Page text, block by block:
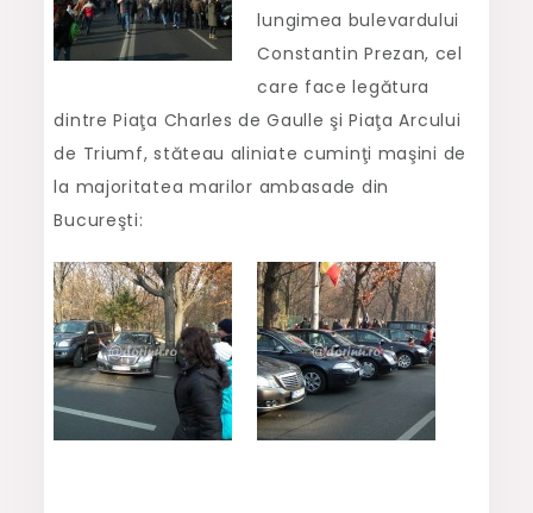
lungimea bulevardului
Constantin Prezan, cel
care face legătura
dintre Piaţa Charles de Gaulle şi Piaţa Arcului
de Triumf, stăteau aliniate cuminţi maşini de
la majoritatea marilor ambasade din
Bucureşti: